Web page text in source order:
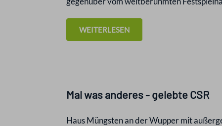
WEITERLESEN
Mal was anderes - gelebte CSR
Haus Müngsten an der Wupper mit